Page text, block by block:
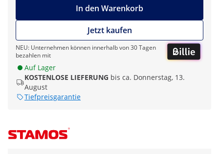
In den Warenkorb
Jetzt kaufen
NEU: Unternehmen können innerhalb von 30 Tagen
bezahlen mit
Auf Lager
KOSTENLOSE LIEFERUNG bis ca. Donnerstag, 13.
August
Tiefpreisgarantie